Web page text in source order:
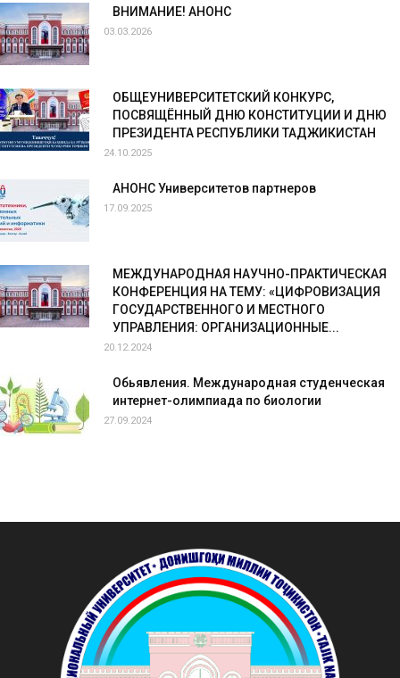
ВНИМАНИЕ! АНОНС
03.03.2026
ОБЩЕУНИВЕРСИТЕТСКИЙ КОНКУРС,
ПОСВЯЩЁННЫЙ ДНЮ КОНСТИТУЦИИ И ДНЮ
ПРЕЗИДЕНТА РЕСПУБЛИКИ ТАДЖИКИСТАН
24.10.2025
АНОНС Университетов партнеров
17.09.2025
МЕЖДУНАРОДНАЯ НАУЧНО-ПРАКТИЧЕСКАЯ
КОНФЕРЕНЦИЯ НА ТЕМУ: «ЦИФРОВИЗАЦИЯ
ГОСУДАРСТВЕННОГО И МЕСТНОГО
УПРАВЛЕНИЯ: ОРГАНИЗАЦИОННЫЕ...
20.12.2024
Обьявления. Международная студенческая
интернет-олимпиада по биологии
27.09.2024